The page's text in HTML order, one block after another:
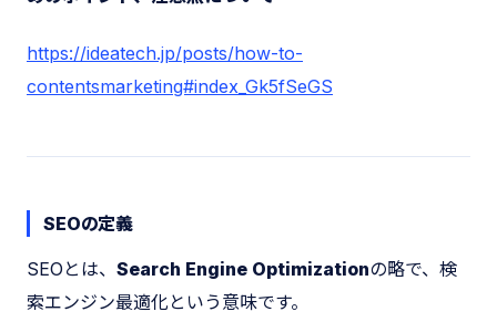
https://ideatech.jp/posts/how-to-
contentsmarketing#index_Gk5fSeGS
SEOの定義
SEOとは、 Search Engine Optimizationの略で、検
索エンジン最適化という意味です。